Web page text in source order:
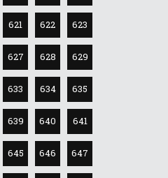
621 622 623
627 628 629
633 634 635
639 640 641
645 646 647